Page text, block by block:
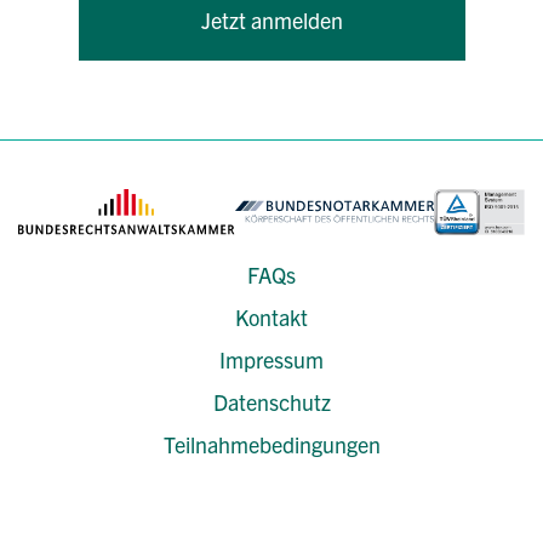
Jetzt anmelden
FAQs
Kontakt
Impressum
Datenschutz
Teilnahmebedingungen